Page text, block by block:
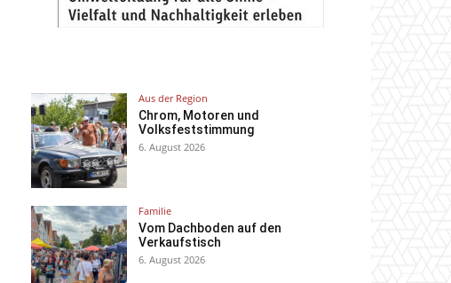
Aus der Region
Chrom, Motoren und
Volksfeststimmung
6. August 2026
Familie
Vom Dachboden auf den
Verkaufstisch
6. August 2026